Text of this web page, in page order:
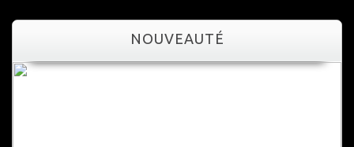
NOUVEAUTÉ
NOUVEAUTÉ